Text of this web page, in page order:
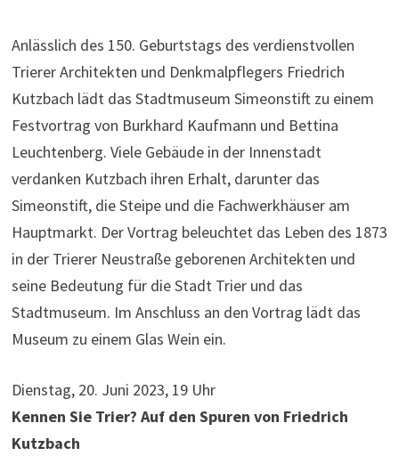
Anlässlich des 150. Geburtstags des verdienstvollen
Trierer Architekten und Denkmalpflegers Friedrich
Kutzbach lädt das Stadtmuseum Simeonstift zu einem
Festvortrag von Burkhard Kaufmann und Bettina
Leuchtenberg. Viele Gebäude in der Innenstadt
verdanken Kutzbach ihren Erhalt, darunter das
Simeonstift, die Steipe und die Fachwerkhäuser am
Hauptmarkt. Der Vortrag beleuchtet das Leben des 1873
in der Trierer Neustraße geborenen Architekten und
seine Bedeutung für die Stadt Trier und das
Stadtmuseum. Im Anschluss an den Vortrag lädt das
Museum zu einem Glas Wein ein.
Dienstag, 20. Juni 2023, 19 Uhr
Kennen Sie Trier? Auf den Spuren von Friedrich
Kutzbach